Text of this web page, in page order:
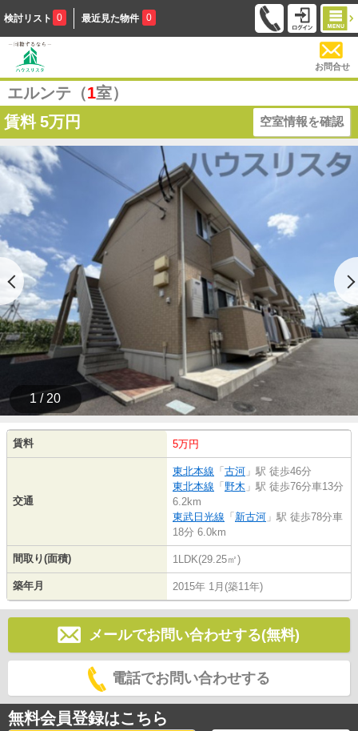
検討リスト 0 最近見た物件 0
お問合せ
エルンテ（1室）
賃料 5万円 空室情報を確認
1 / 20
賃料 5万円
交通
東北本線 「 古河 」駅 徒歩46分
東北本線 「 野木 」駅 徒歩76分車13分
6.2km
東武日光線 「 新古河 」駅 徒歩78分車
18分 6.0km
間取り(面積) 1LDK(29.25㎡)
築年月 2015年 1月(築11年)
メールでお問い合わせする(無料)
電話でお問い合わせする
無料会員登録はこちら